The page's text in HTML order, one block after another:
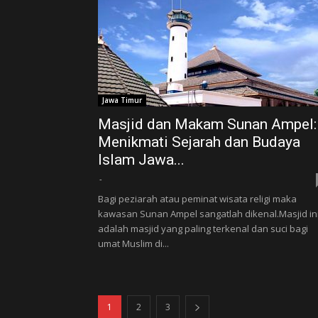
Jawa Timur
Masjid dan Makam Sunan Ampel:
Menikmati Sejarah dan Budaya
Islam Jawa...
-
Bagi peziarah atau peminat wisata religi maka
kawasan Sunan Ampel sangatlah dikenal.Masjid
adalah masjid yang paling terkenal dan suci bagi
umat Muslim di...
1 2 3